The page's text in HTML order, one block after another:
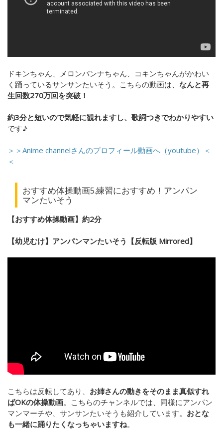
ドキンちゃん、メロンパンナちゃん、コキンちゃんがかわい
く踊っているサンサンたいそう。こちらの動画は、 なんと再
生回数270万回を突破！
約3分と短いので気軽に観れますし、歌詞つきでわかりやすい
です♪
＞＞Anime channelさんのプロフィール動画へ（youtube）＜
＜
おすすめ体操動画5.練習におすすめ！アンパン
マンたいそう
【おすすめ体操動画】約2分
【幼児むけ】アンパンマンたいそう【反転版 Mirrored】
こちらは反転してあり、 お姉さんの動きをそのまま真似すれ
ばOKの体操動画。こちらのチャンネルでは、同様にアンパン
マンマーチや、サンサンたいそうも紹介しています。 おとな
も一緒に踊りたくなっちゃいますね。